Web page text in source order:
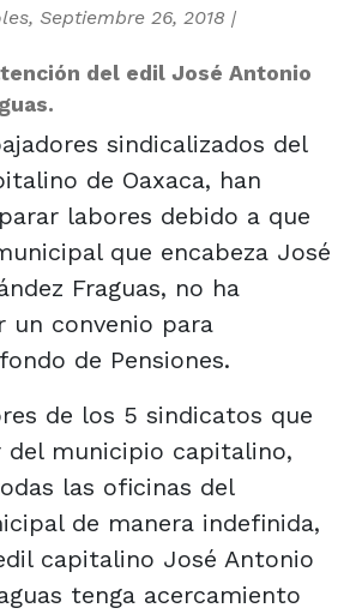
Septiembre 26, 2018 |
del edil José Antonio
sindicalizados del
de Oaxaca, han
labores debido a que
que encabeza José
Fraguas, no ha
un convenio para
de Pensiones.
de los 5 sindicatos que
del municipio capitalino,
las oficinas del
de manera indefinida,
capitalino José Antonio
tenga acercamiento